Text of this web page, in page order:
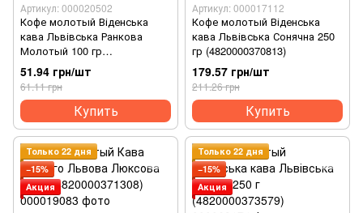
Артикул: 000020502
Кофе молотый Віденська
кава Львівська Ранкова
Молотый 100 гр
(4820000370837)
51.94 грн/шт
61.11 грн
Купить
Артикул: 000017112
Кофе молотый Віденська
кава Львівська Сонячна 250
гр (4820000370813)
179.57 грн/шт
211.26 грн
Купить
Только 22 дня
−15%
Акция
Только 22 дня
−15%
Акция